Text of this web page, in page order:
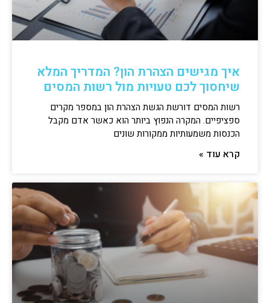
איך מגישים הצהרת הון? המדריך המלא
שיחסוך לכם טעויות מול רשות המסים
רשות המסים דורשת הגשת הצהרת הון במספר מקרים
ספציפיים. המקרה הנפוץ ביותר הוא כאשר אדם מקבל
הכנסות משמעותיות ממקורות שונים
קרא עוד »